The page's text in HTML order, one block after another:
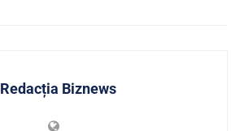
Redacția Biznews